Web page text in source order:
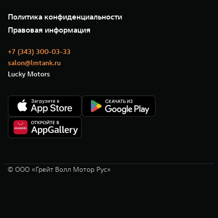
Сервис
Нулевое ТО
Моторные масла
35 лет GWM
GWM ТЕХ ДЕНЬ
Новости
Политика конфиденциальности
Правовая информация
+7 (343) 300-03-33
salon@lmtank.ru
Lucky Motors
© ООО «Грейт Волл Мотор Рус»